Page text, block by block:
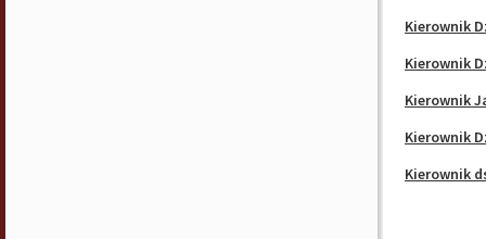
Kierownik
Kierownik
Kierownik
Kierownik
Kierownik